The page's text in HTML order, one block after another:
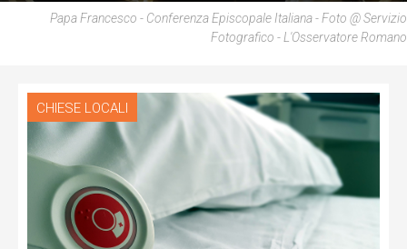
Papa Francesco - Conferenza Episcopale Italiana - Foto @ Servizio
Fotografico - L'Osservatore Romano
CHIESE LOCALI